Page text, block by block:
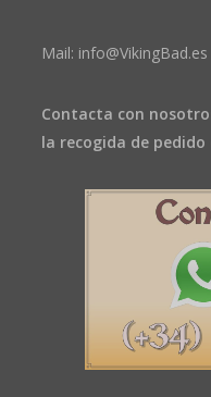
Mail: info@VikingBad.es
Contacta con
la recogida de